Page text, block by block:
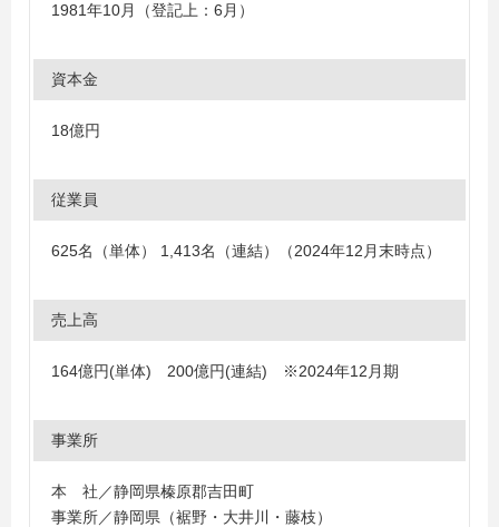
1981年10月（登記上：6月）
資本金
18億円
従業員
625名（単体） 1,413名（連結）（2024年12月末時点）
売上高
164億円(単体) 200億円(連結) ※2024年12月期
事業所
本 社／静岡県榛原郡吉田町
事業所／静岡県（裾野・大井川・藤枝）